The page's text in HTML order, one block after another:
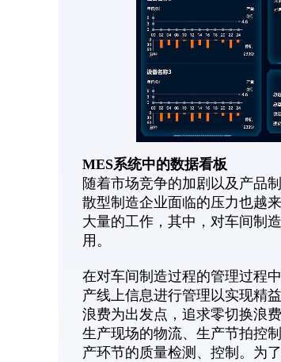
MES系统中的数据看板
随着市场竞争的加剧以及产品
散型制造企业面临的压力也越
大量的工作，其中，对车间制
用。
在对车间制造过程的管理过程
产线上信息进行管理以实现精
浪费为出发点，追求零切换浪
生产现场的物流、生产节拍控
产环节的质量检测、控制。为